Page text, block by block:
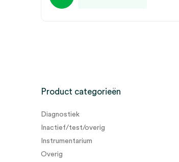
Product categorieën
Diagnostiek
Inactief/test/overig
Instrumentarium
Overig